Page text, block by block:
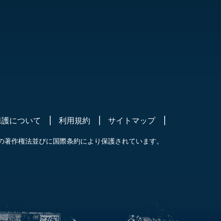
について 利用規約 サイトマップ
著作権法並びに国際条約により保護されています。